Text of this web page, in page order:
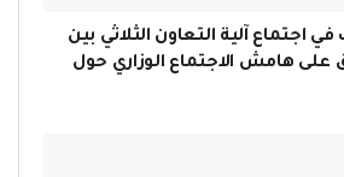
اجتماع آلية التعاون الثلاثي بين
على هامش الاجتماع الوزاري حول